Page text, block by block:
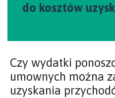
do kosztów
Czy wydatki
umownych można
uzyskania